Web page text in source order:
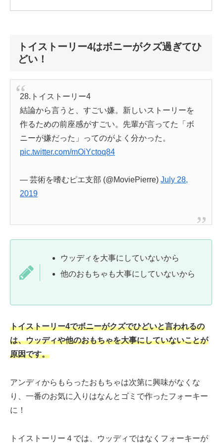
トイストーリー4はボニーがクズ過ぎてひ
どい！
28.トイストーリー4
結論から言うと、すごい嫌。新しいストーリーを
作るための前座感がすごい。先輩が言ってた「ボ
ニーが嫌だった」ってのがよく分かった。
pic.twitter.com/mOiYctoq84
— 芸術を嗜むピエ支部 (@MoviePierre)July 28,
2019
ウッディを大事にしていないから
他のおもちゃも大事にしていないから
トイストーリー4でボニーがクズでひどいと言われるの
は、ウッディや他のおもちゃを大事にしていないことが
原因です。
アンディからもらったおもちゃは次第に興味がなくな
り、一番のお気に入りはなんとゴミで作ったフォーキー
に！
トイストーリー４では、ウッディではなくフォーキーが